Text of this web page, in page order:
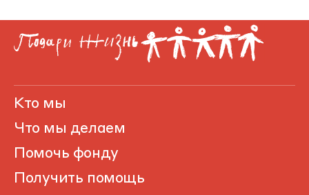
Кто мы
Что мы делаем
Помочь фонду
Получить помощь